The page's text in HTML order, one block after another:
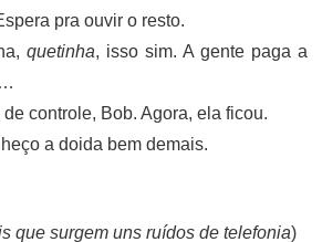
pra ouvir o resto.
quetinha, isso sim. A gente paga a
controle, Bob. Agora, ela ficou.
a doida bem demais.
que surgem uns ruídos de telefonia)